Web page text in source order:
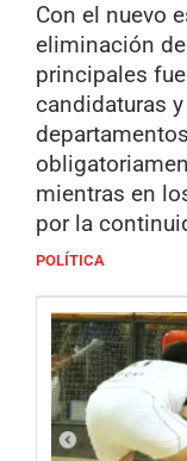
Con el nuevo
eliminación
principales
candidaturas
mientras en
por la
POLÍTICA